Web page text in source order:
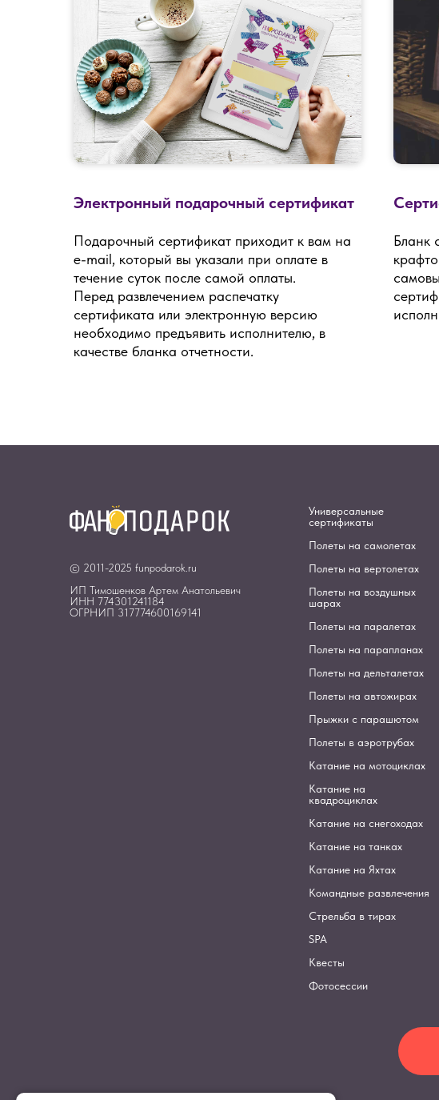
Электронный подарочный сертификат
Подарочный сертификат приходит к вам на
e-mail, который вы указали при оплате в
течение суток после самой оплаты.
Перед развлечением распечатку
сертификата или электронную версию
необходимо предъявить исполнителю, в
качестве бланка отчетности.
Бланк
© 2011-2025 funpodarok.ru
ИП Тимошенков Артем Анатольевич
ИНН 774301241184
ОГРНИП 317774600169141
Универсальные
сертификаты
Полеты на самолетах
Полеты на вертолетах
Полеты на воздушных
шарах
Полеты на паралетах
Полеты на парапланах
Полеты на дельталетах
Полеты на автожирах
Прыжки с парашютом
Полеты в аэротрубах
Катание на мотоциклах
Катание на
квадроциклах
Катание на снегоходах
Катание на танках
Катание на Яхтах
Командные развлечения
Стрельба в тирах
SPA
Квесты
Фотосессии